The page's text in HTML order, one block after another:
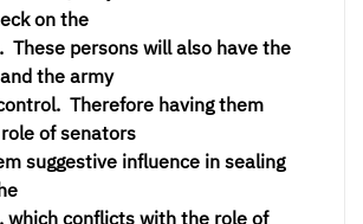
on the
These persons will also have the
the army
Therefore having them
of senators
suggestive influence in sealing